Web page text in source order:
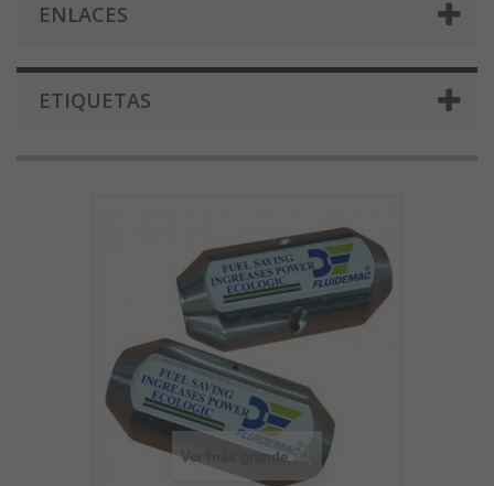
ENLACES
ETIQUETAS
Ver más grande